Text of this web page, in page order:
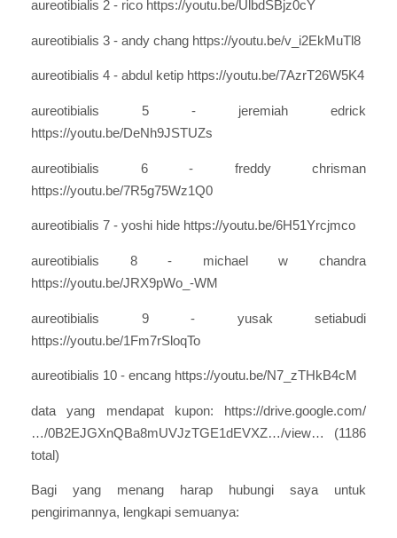
aureotibialis 2 - rico https://youtu.be/UlbdSBjz0cY
aureotibialis 3 - andy chang https://youtu.be/v_i2EkMuTl8
aureotibialis 4 - abdul ketip https://youtu.be/7AzrT26W5K4
aureotibialis 5 - jeremiah edrick
https://youtu.be/DeNh9JSTUZs
aureotibialis 6 - freddy chrisman
https://youtu.be/7R5g75Wz1Q0
aureotibialis 7 - yoshi hide https://youtu.be/6H51Yrcjmco
aureotibialis 8 - michael w chandra
https://youtu.be/JRX9pWo_-WM
aureotibialis 9 - yusak setiabudi
https://youtu.be/1Fm7rSloqTo
aureotibialis 10 - encang https://youtu.be/N7_zTHkB4cM
data yang mendapat kupon: https://drive.google.com/
…/0B2EJGXnQBa8mUVJzTGE1dEVXZ…/view… (1186
total)
Bagi yang menang harap hubungi saya untuk
pengirimannya, lengkapi semuanya: